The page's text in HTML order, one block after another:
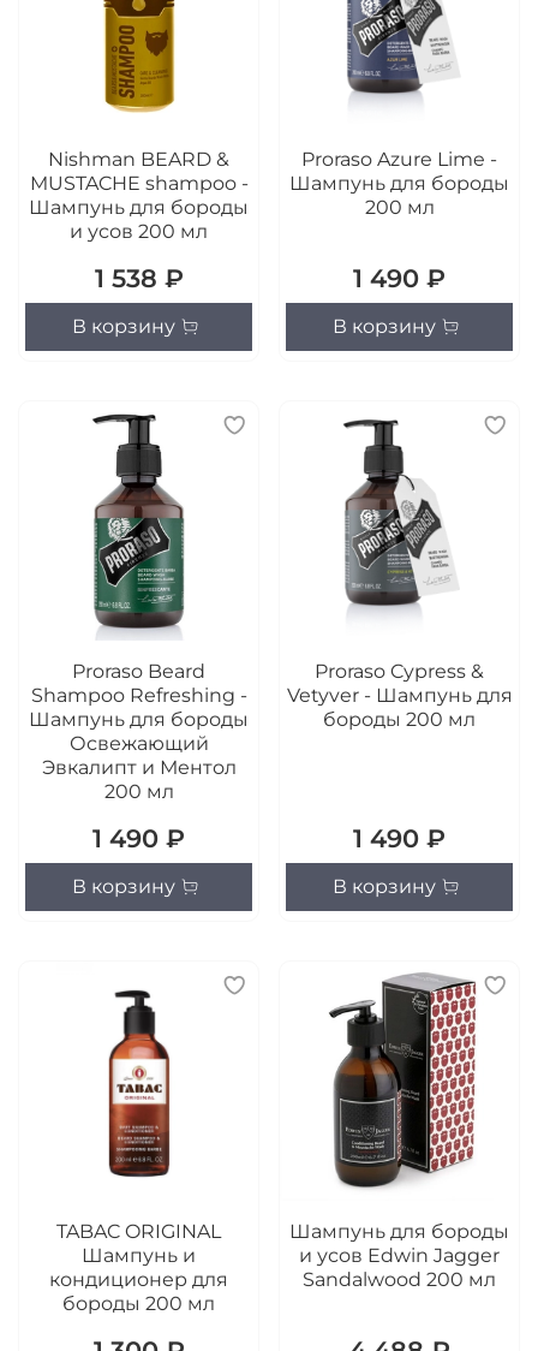
Nishman BEARD &
MUSTACHE shampoo -
Шампунь для бороды
и усов 200 мл
1 538 ₽
В корзину
Proraso Azure Lime -
Шампунь для бороды
200 мл
1 490 ₽
В корзину
Proraso Beard
Shampoo Refreshing -
Шампунь для бороды
Освежающий
Эвкалипт и Ментол
200 мл
1 490 ₽
В корзину
Proraso Cypress &
Vetyver - Шампунь для
бороды 200 мл
1 490 ₽
В корзину
TABAC ORIGINAL
Шампунь и
кондиционер для
бороды 200 мл
Шампунь для бороды
и усов Edwin Jagger
Sandalwood 200 мл